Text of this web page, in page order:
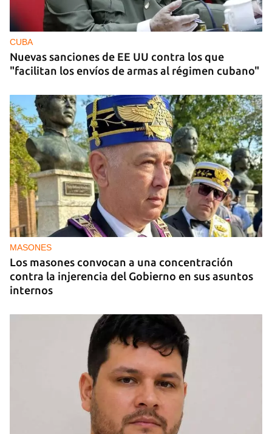
La hija de un diplomático castrista expulsado de
EE UU en 2003 está bajo custodia del ICE
CUBA
Nuevas sanciones de EE UU contra los que
"facilitan los envíos de armas al régimen cubano"
MASONES
Los masones convocan a una concentración
contra la injerencia del Gobierno en sus asuntos
internos